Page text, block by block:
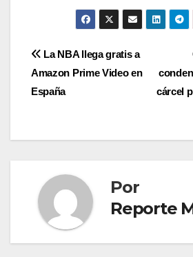
Navegación
de
cárcel
La NBA llega gratis a
Amazon Prime Video en
España
Por
Reporte